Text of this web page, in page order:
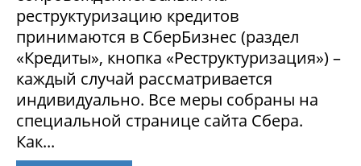
реструктуризацию кредитов
принимаются в СберБизнес (раздел
«Кредиты», кнопка «Реструктуризация») –
каждый случай рассматривается
индивидуально. Все меры собраны на
специальной странице сайта Сбера.
Как...